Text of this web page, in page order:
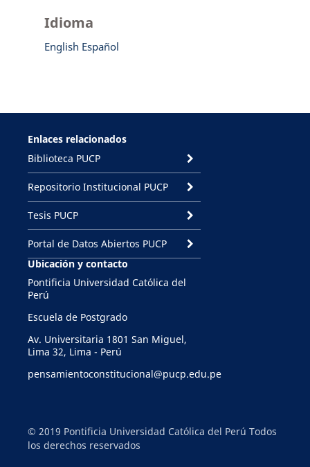
Idioma
English Español
Enlaces relacionados
Biblioteca PUCP
Repositorio Institucional PUCP
Tesis PUCP
Portal de Datos Abiertos PUCP
Ubicación y contacto
Pontificia Universidad Católica del
Perú
Escuela de Postgrado
Av. Universitaria 1801 San Miguel,
Lima 32, Lima - Perú
pensamientoconstitucional@pucp.edu.pe
© 2019 Pontificia Universidad Católica del Perú Todos
los derechos reservados